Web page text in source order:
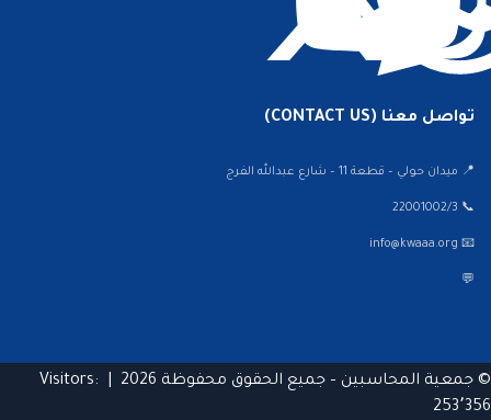
تواصل معنا (CONTACT US)
📍 ميدان حولي – قطعة 11 – شارع عبدالله الفرج
📞 22001002/3
📧 info@kwaaa.org
💬
© جمعية المحاسبين – جميع الحقوق محفوظة 2026 |
Visitors:
253٬356